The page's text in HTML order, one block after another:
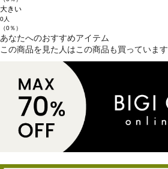
大きい
0人
（0％）
あなたへのおすすめアイテム
この商品を見た人はこの商品も買っています